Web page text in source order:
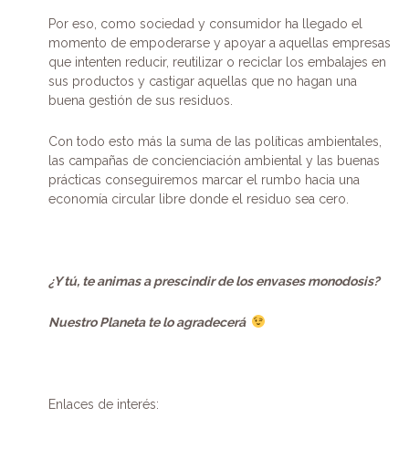
Por eso, como sociedad y consumidor ha llegado el
momento de empoderarse y apoyar a aquellas empresas
que intenten reducir, reutilizar o reciclar los embalajes en
sus productos y castigar aquellas que no hagan una
buena gestión de sus residuos.
Con todo esto más la suma de las políticas ambientales,
las campañas de concienciación ambiental y las buenas
prácticas conseguiremos marcar el rumbo hacia una
economía circular libre donde el residuo sea cero.
¿Y tú, te animas a prescindir de los envases monodosis?
Nuestro Planeta te lo agradecerá
Enlaces de interés: